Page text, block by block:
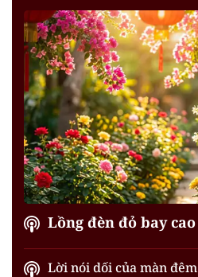
Lồng đèn đỏ bay cao
Lời nói dối của màn đêm